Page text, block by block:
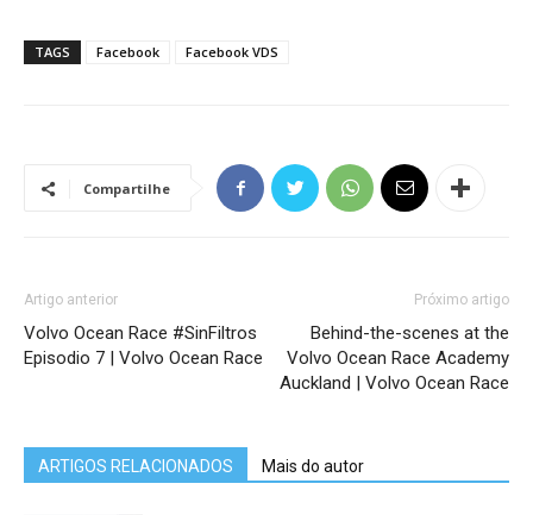
TAGS Facebook Facebook VDS
Compartilhe
Artigo anterior
Volvo Ocean Race #SinFiltros
Episodio 7 | Volvo Ocean Race
Próximo artigo
Behind-the-scenes at the
Volvo Ocean Race Academy
Auckland | Volvo Ocean Race
ARTIGOS RELACIONADOS Mais do autor